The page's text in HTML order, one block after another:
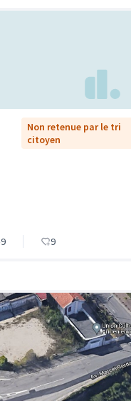
Non retenue par le tri
citoyen
9 9